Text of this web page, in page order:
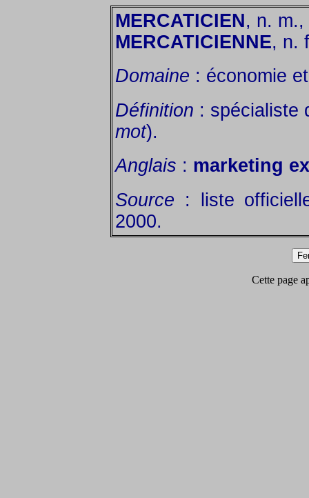
MERCATICIEN, n. m.,
MERCATICIENNE, n.
Domaine : économie
Définition : spécialiste
mot).
Anglais : marketing
Source : liste
2000.
Cette page